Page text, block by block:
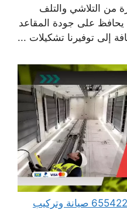
من التلاشي والتلف
على جودة المقاعد
إلى توفيرنا تشكيلات ...
صيانة مصاعد في الكويت 65542233 صيانة وتركيب